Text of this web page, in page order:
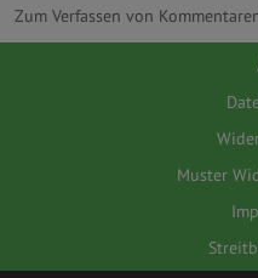
Zum Verfassen von
Muster